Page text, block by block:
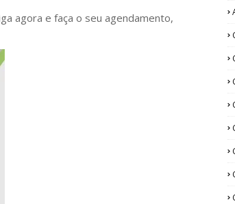
agora e faça o seu agendamento,